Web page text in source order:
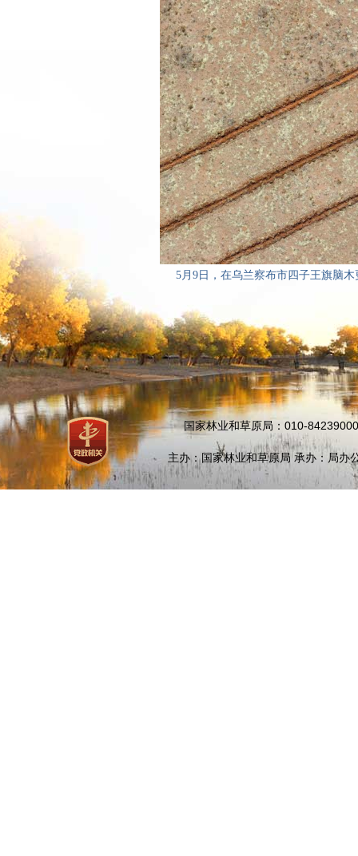
5月9日，在乌兰察布市四子王旗脑
国家林业和草原局：010-
主办：国家林业和草原局 承办：局办